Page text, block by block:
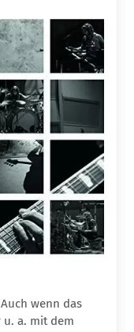
Auch wenn das
u. a. mit dem